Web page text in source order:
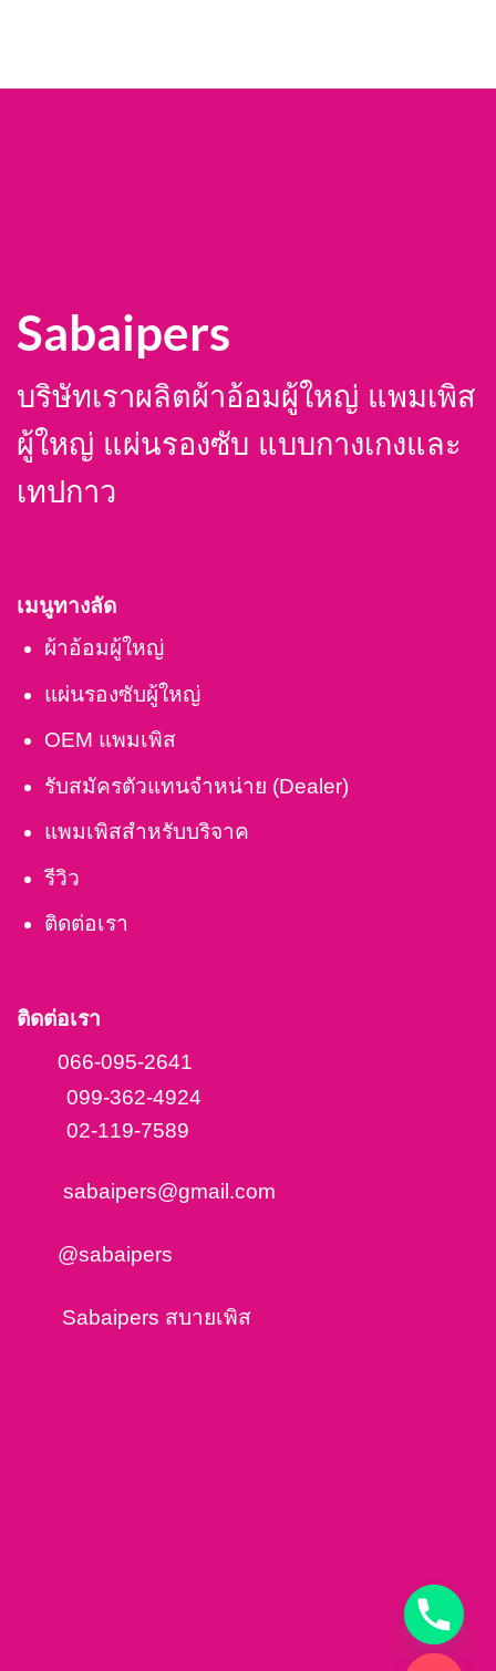
Sabaipers
บริษัทเราผลิตผ้าอ้อมผู้ใหญ่ แพมเพิส
ผู้ใหญ่ แผ่นรองซับ แบบกางเกงและ
เทปกาว
เมนูทางลัด
ผ้าอ้อมผู้ใหญ่
แผ่นรองซับผู้ใหญ่
OEM แพมเพิส
รับสมัครตัวแทนจำหน่าย (Dealer)
แพมเพิสสำหรับบริจาค
รีวิว
ติดต่อเรา
ติดต่อเรา
066-095-2641
099-362-4924
02-119-7589
sabaipers@gmail.com
@sabaipers
Sabaipers สบายเพิส